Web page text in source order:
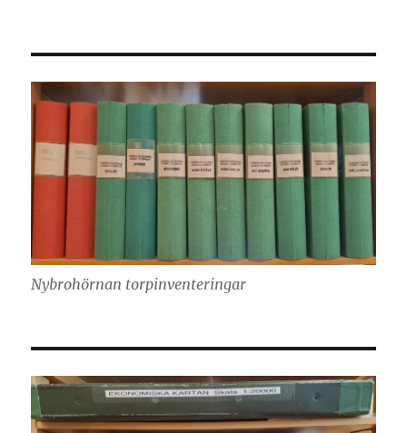
Nybrohörnan torpinventeringar